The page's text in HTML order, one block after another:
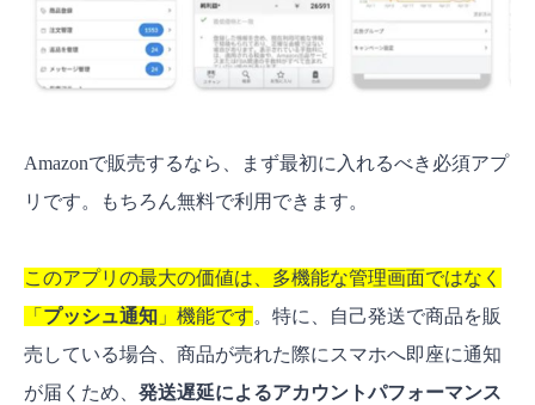
Amazonで販売するなら、まず最初に入れるべき必須アプ
リです。もちろん無料で利用できます。
このアプリの最大の価値は、多機能な管理画面ではなく
「 プッシュ通知 」機能です。特に、自己発送で商品を販
売している場合、商品が売れた際にスマホへ即座に通知
が届くため、 発送遅延によるアカウントパフォーマンス